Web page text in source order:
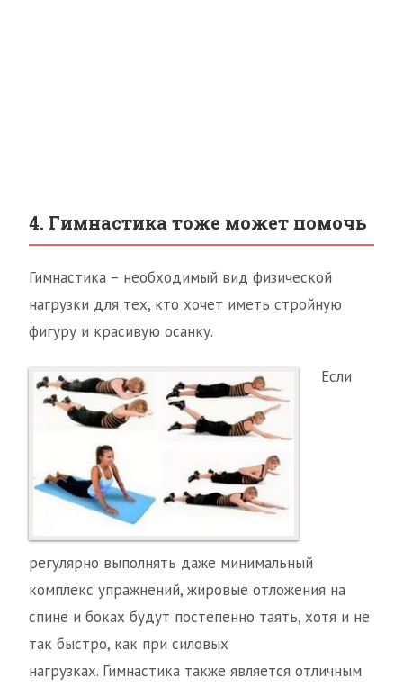
4. Гимнастика тоже может помочь
Гимнастика – необходимый вид физической
нагрузки для тех, кто хочет иметь стройную
фигуру и красивую осанку.
Если
регулярно выполнять даже минимальный
комплекс упражнений, жировые отложения на
спине и боках будут постепенно таять, хотя и не
так быстро, как при силовых
нагрузках. Гимнастика также является отличным